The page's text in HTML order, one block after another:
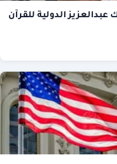
الدولية للقرآن